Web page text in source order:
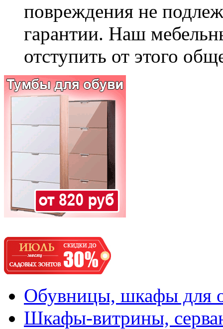
повреждения не
гарантии. Наш
отступить от этого
Обувницы, шкафы для
Шкафы-витрины,